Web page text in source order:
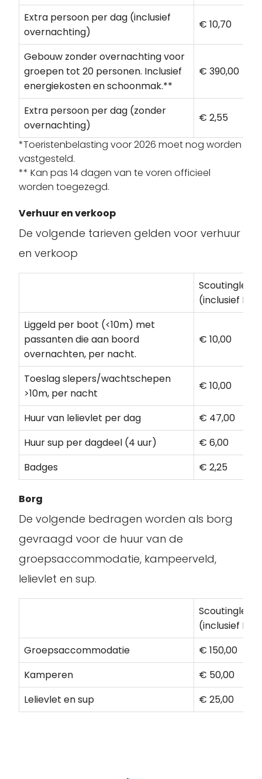
Extra persoon per dag (inclusief
overnachting)
€ 10,70
Gebouw zonder overnachting voor
groepen tot 20 personen. Inclusief
energiekosten en schoonmak.**
€ 390,00
Extra persoon per dag (zonder
overnachting)
€ 2,55
*Toeristenbelasting voor 2026 moet nog worden
vastgesteld.
** Kan pas 14 dagen van te voren officieel
worden toegezegd.
Verhuur en verkoop
De volgende tarieven gelden voor verhuur
en verkoop
(inclusief
Liggeld per boot (<10m) met
passanten die aan boord
overnachten, per nacht.
€ 10,00
Toeslag slepers/wachtschepen
>10m, per nacht
€ 10,00
Huur van lelievlet per dag
€ 47,00
Huur sup per dagdeel (4 uur)
€ 6,00
Badges
€ 2,25
Borg
De volgende bedragen worden als borg
gevraagd voor de huur van de
groepsaccommodatie, kampeerveld,
lelievlet en sup.
(inclusief
Groepsaccommodatie
€ 150,00
Kamperen
€ 50,00
Lelievlet en sup
€ 25,00